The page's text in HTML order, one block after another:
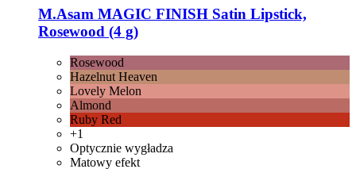
M.Asam MAGIC FINISH Satin Lipstick,
Rosewood (4 g)
Rosewood
Hazelnut Heaven
Lovely Melon
Almond
Ruby Red
+1
Optycznie wygładza
Matowy efekt